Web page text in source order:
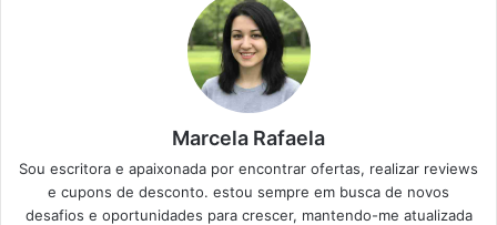
Marcela Rafaela
Sou escritora e apaixonada por encontrar ofertas, realizar reviews
e cupons de desconto. estou sempre em busca de novos
desafios e oportunidades para crescer, mantendo-me atualizada